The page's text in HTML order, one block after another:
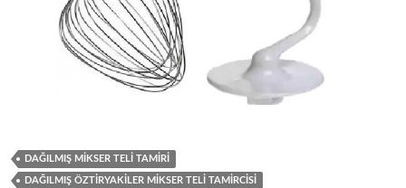
DAĞILMIŞ MIKSER TELI TAMIRI
DAĞILMIŞ ÖZTIRYAKILER MIKSER TELI TAMIRCISI